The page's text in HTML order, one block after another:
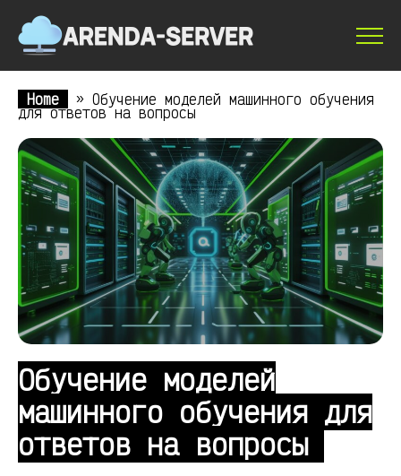
Home » Обучение моделей машинного обучения
для ответов на вопросы
Обучение моделей
машинного обучения для
ответов на вопросы